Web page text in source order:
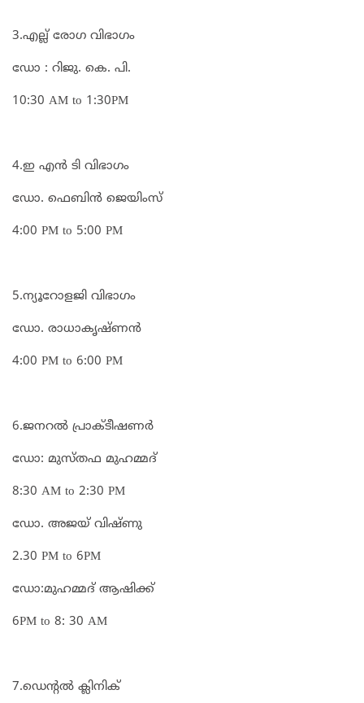
3.എല്ല് രോഗ വിഭാഗം
ഡോ : റിജു. കെ. പി.
10:30 AM to 1:30PM
4.ഇ എൻ ടി വിഭാഗം
ഡോ. ഫെബിൻ ജെയിംസ്
4:00 PM to 5:00 PM
5.ന്യൂറോളജി വിഭാഗം
ഡോ. രാധാകൃഷ്ണൻ
4:00 PM to 6:00 PM
6.ജനറൽ പ്രാക്ടീഷണർ
ഡോ: മുസ്തഫ മുഹമ്മദ്
8:30 AM to 2:30 PM
ഡോ. അജയ് വിഷ്ണു
2.30 PM to 6PM
ഡോ:മുഹമ്മദ് ആഷിക്ക്
6PM to 8: 30 AM
7.ഡെന്റൽ ക്ലിനിക്